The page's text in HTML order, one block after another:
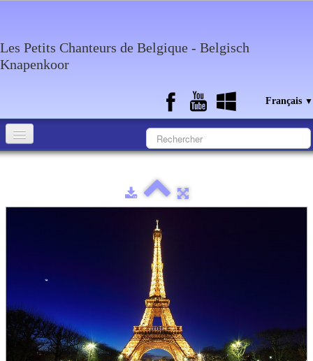
Les Petits Chanteurs de Belgique - Belgisch
Knapenkoor
Français ▼
Contact
Soutien
Sponsoring